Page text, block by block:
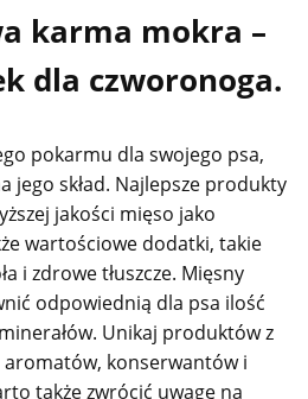
karma mokra –
dla czworonoga.
pokarmu dla swojego psa,
jego skład. Najlepsze produkty
jakości mięso jako
wartościowe dodatki, takie
i zdrowe tłuszcze. Mięsny
odpowiednią dla psa ilość
Unikaj produktów z
aromatów, konserwantów i
także zwrócić uwagę na